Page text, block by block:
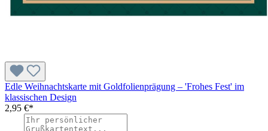
Edle Weihnachtskarte mit Goldfolienprägung – 'Frohes Fest' im
klassischen Design
2,95 €*